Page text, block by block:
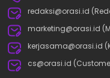
redaksi@orasi.id
marketing@orasi.id
kerjasama@orasi.id
cs@orasi.id